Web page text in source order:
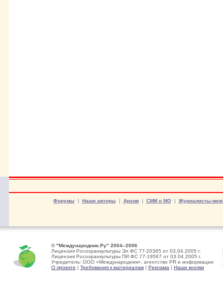
Форумы | Наши авторы | Архив| СМИ о МО| Журналисты-
© "Международник.Ру" 2004–2006
Лицензия Росохранкультуры Эл ФС 77-20365 от 03.04.2005 г.
Лицензия Росохранкультуры ПИ ФС 77-19567 от 03.04.2005 г.
Учредитель: ООО «Международник», агентство PR и информации
О проекте | Требования к материалам | Реклама | Наши кнопки